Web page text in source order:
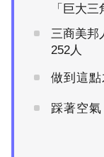
「巨大三
三商美邦
252人
做到這
踩著空